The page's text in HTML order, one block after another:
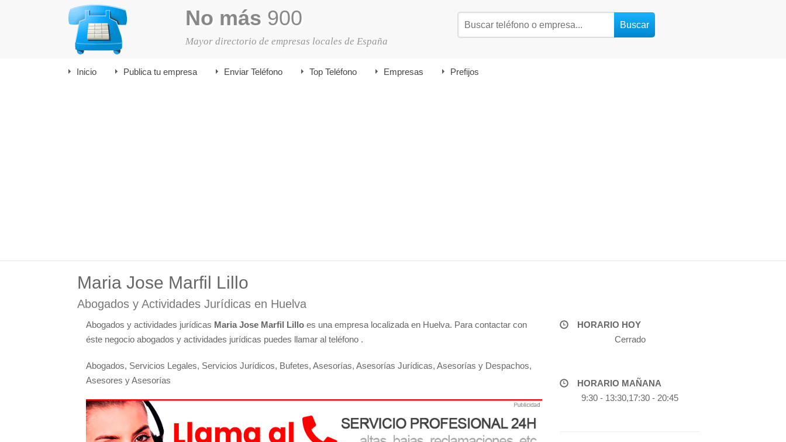
No más 900
Mayor directorio de empresas locales de España
Inicio Publica tu empresa Enviar Teléfono Top Teléfono Empresas Prefijos
Maria Jose Marfil Lillo
Abogados y Actividades Jurídicas en Huelva
Abogados y actividades jurídicas Maria Jose Marfil Lillo es una empresa localizada en Huelva. Para contactar con
éste negocio abogados y actividades jurídicas puedes llamar al teléfono .
Abogados, Servicios Legales, Servicios Jurídicos, Bufetes, Asesorías, Asesorías Jurídicas, Asesorías y Despachos,
Asesores y Asesorías
HORARIO HOY
Cerrado
HORARIO MAÑANA
9:30 - 13:30,17:30 - 20:45